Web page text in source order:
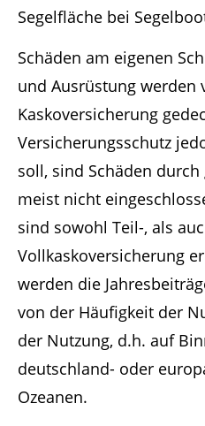
Segelfläche bei
Schäden am eigenen
und Ausrüstung werden
Kaskoversicherung
Versicherungsschutz
soll, sind Schäden
meist nicht
sind sowohl Teil-, als
Vollkaskoversicherung
werden die
von der Häufigkeit der
der Nutzung, d.h. auf
deutschland- oder
Ozeanen.